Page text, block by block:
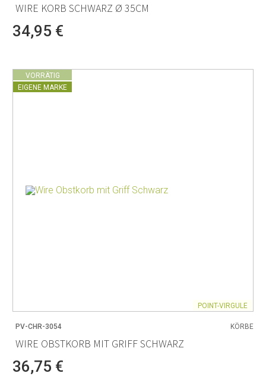
WIRE KORB SCHWARZ Ø 35CM
34,95 €
VORRÄTIG
EIGENE MARKE
POINT-VIRGULE
PV-CHR-3054 KÖRBE
WIRE OBSTKORB MIT GRIFF SCHWARZ
36,75 €